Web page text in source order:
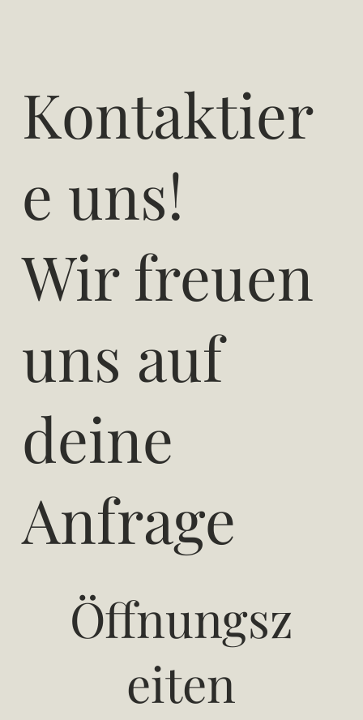
Kontaktier
e uns!
Wir freuen
uns auf
deine
Anfrage
Öffnungsz
eiten